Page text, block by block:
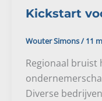
Kickstart
Wouter Simons/ 11
Regionaal bruist
Diverse